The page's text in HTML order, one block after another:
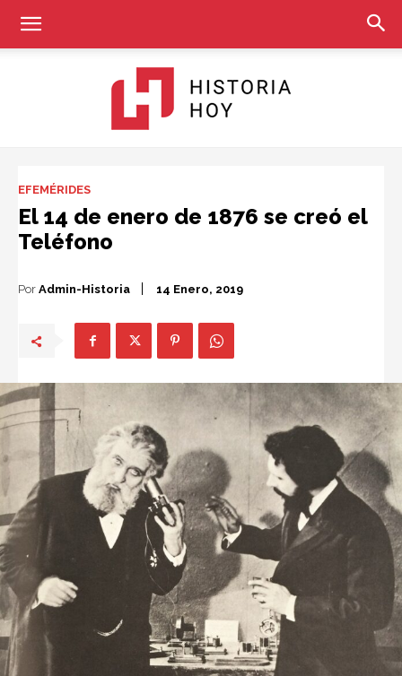
EFEMÉRIDES
El 14 de enero de 1876 se creó el
Teléfono
Por Admin-Historia 14 Enero, 2019